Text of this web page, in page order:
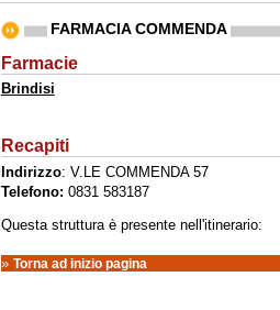
FARMACIA COMMENDA
Farmacie
Brindisi
Recapiti
Indirizzo: V.LE COMMENDA 57
Telefono: 0831 583187
Questa struttura è presente nell'itinerario:
» Torna ad inizio pagina